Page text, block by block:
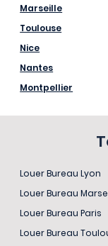
Marseille
Toulouse
Nice
Nantes
Montpellier
Louer Bureau Lyon
Louer Bureau
Louer Bureau Paris
Louer Bureau